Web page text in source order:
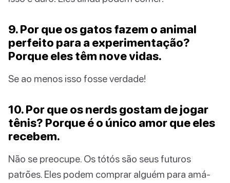
9. Por que os gatos fazem o animal
perfeito para a experimentação?
Porque eles têm nove vidas.
Se ao menos isso fosse verdade!
10. Por que os nerds gostam de jogar
tênis? Porque é o único amor que eles
recebem.
Não se preocupe. Os tótós são seus futuros
patrões. Eles podem comprar alguém para amá-